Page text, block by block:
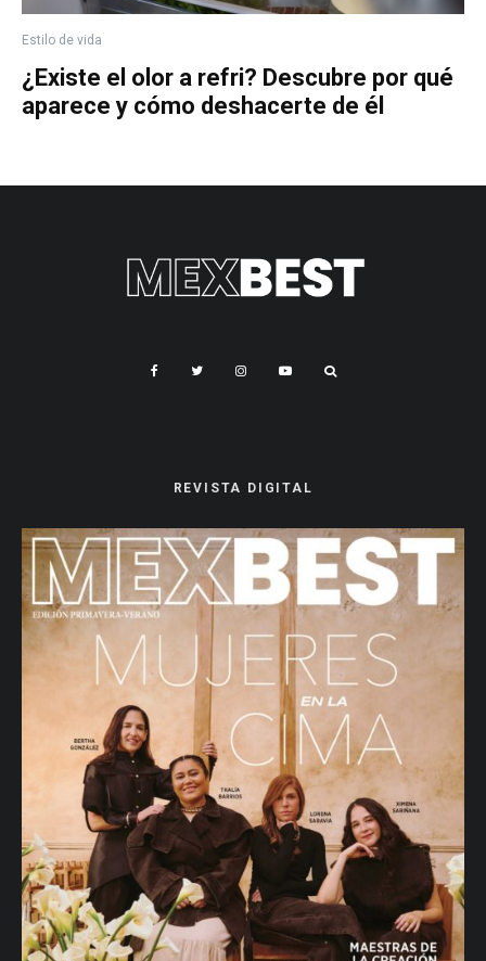
Estilo de vida
¿Existe el olor a refri? Descubre por qué
aparece y cómo deshacerte de él
REVISTA DIGITAL